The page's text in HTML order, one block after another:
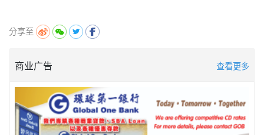
分享至
商业广告 查看更多